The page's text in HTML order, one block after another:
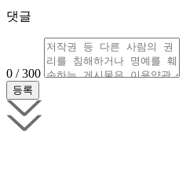
댓글
0 / 300